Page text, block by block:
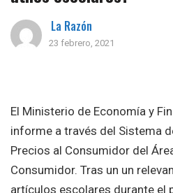
La Razón
23 febrero, 2021
El Ministerio de Economía y
informe a través del Sistema
Precios al Consumidor del
Consumidor. Tras un un
artículos escolares durante el